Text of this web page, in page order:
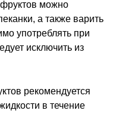
можно
а также варить
употреблять при
исключить из
рекомендуется
в течение